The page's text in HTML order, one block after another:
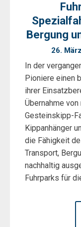
Bergung
26.
In der
Pioniere einen
ihrer
Übernahme
Gesteinskipp-
Kippanhänger
die Fähigkeit
Transport,
nachhaltig
Fuhrparks für